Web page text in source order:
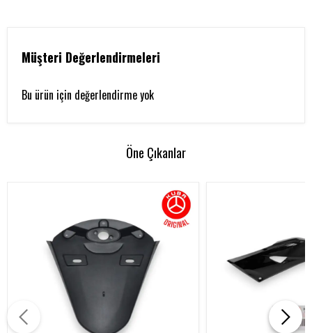
Müşteri Değerlendirmeleri
Bu ürün için değerlendirme yok
Öne Çıkanlar